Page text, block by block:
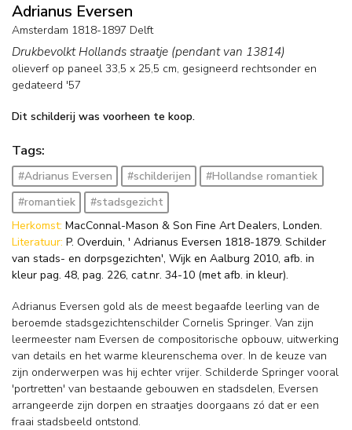
Adrianus Eversen
Amsterdam 1818-1897 Delft
Drukbevolkt Hollands straatje (pendant van 13814)
olieverf op paneel 33,5 x 25,5 cm, gesigneerd rechtsonder en
gedateerd '57
Dit schilderij was voorheen te koop.
Tags:
#Adrianus Eversen #schilderijen
#Hollandse romantiek
#romantiek
#stadsgezicht
Herkomst: MacConnal-Mason & Son Fine Art Dealers, Londen.
Literatuur: P. Overduin, ' Adrianus Eversen 1818-1879. Schilder
van stads- en dorpsgezichten', Wijk en Aalburg 2010, afb. in
kleur pag. 48, pag. 226, cat.nr. 34-10 (met afb. in kleur).
Adrianus Eversen gold als de meest begaafde leerling van de
beroemde stadsgezichtenschilder Cornelis Springer. Van zijn
leermeester nam Eversen de compositorische opbouw, uitwerking
van details en het warme kleurenschema over. In de keuze van
zijn onderwerpen was hij echter vrijer. Schilderde Springer vooral
'portretten' van bestaande gebouwen en stadsdelen, Eversen
arrangeerde zijn dorpen en straatjes doorgaans zó dat er een
fraai stadsbeeld ontstond.